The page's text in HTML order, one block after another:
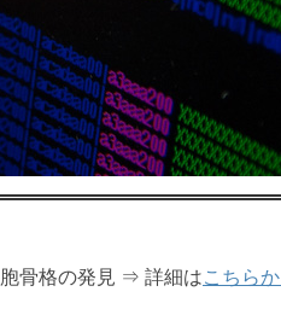
骨格の発見 ⇒ 詳細はこちら